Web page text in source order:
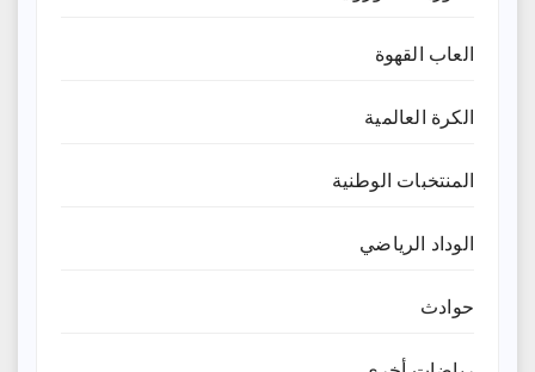
العاب القهوة
الكرة العالمية
المنتخبات الوطنية
الوداد الرياضي
حوادث